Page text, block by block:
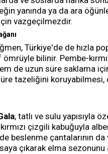
yanında ya da ara
vazgeçilmezdir.
Türkiye'de de hızla
ömrüyle bilinir. Pembe-
de uzun süre saklama
tazeliğini
, tatlı ve sulu yapısıyla
çizgili kabuğuyla
beslenme çantalarının
çıkarak elma